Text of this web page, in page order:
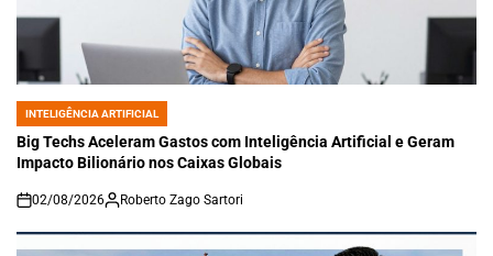
POSTED
IN
INTELIGÊNCIA ARTIFICIAL
Big Techs Aceleram Gastos com Inteligência Artificial e Geram
Impacto Bilionário nos Caixas Globais
on
02/08/2026 Roberto Zago Sartori